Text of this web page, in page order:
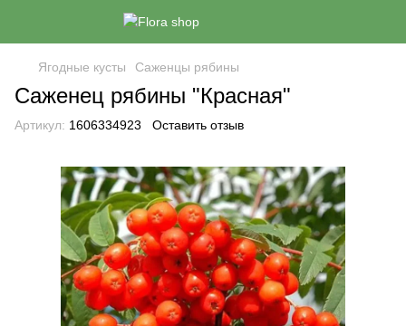
Ягодные кусты Саженцы рябины
Саженец рябины "Красная"
Артикул: 1606334923 Оставить отзыв